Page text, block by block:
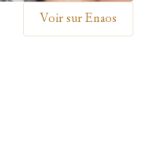
Voir sur Enaos